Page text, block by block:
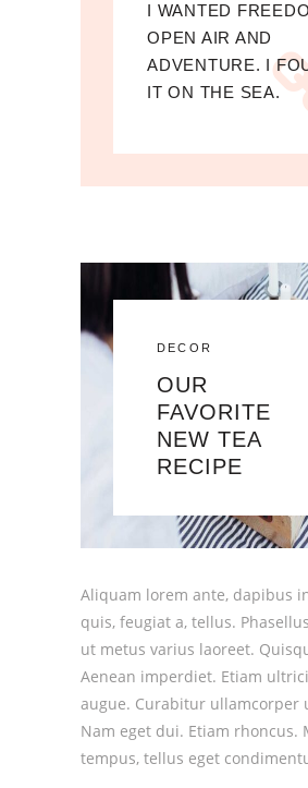
I WANTED
OPEN AIR AND
ADVENTURE. I
IT ON THE SEA.
DECOR
OUR
FAVORITE
NEW TEA
RECIPE
Aliquam lorem ante, dapibus
quis, feugiat a, tellus.
ut metus varius laoreet.
Aenean imperdiet. Etiam
augue. Curabitur ullamcorper
Nam eget dui. Etiam rhoncus.
tempus, tellus eget